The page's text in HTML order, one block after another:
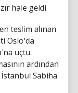
hale geldi.
teslim alınan
Oslo'da
uçtu.
ardından
Sabiha